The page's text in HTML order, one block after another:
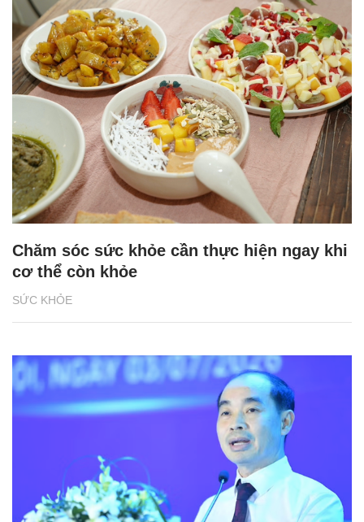
SỨC KHỎE
Chăm sóc sức khỏe cần thực hiện ngay khi
cơ thể còn khỏe